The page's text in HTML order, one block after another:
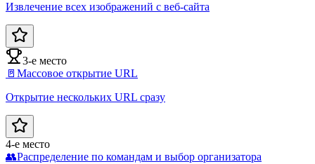
Извлечение всех изображений с веб-сайта
3-е место
🚪 Массовое открытие URL
Открытие нескольких URL сразу
4-е место
👥Распределение по командам и выбор организатора